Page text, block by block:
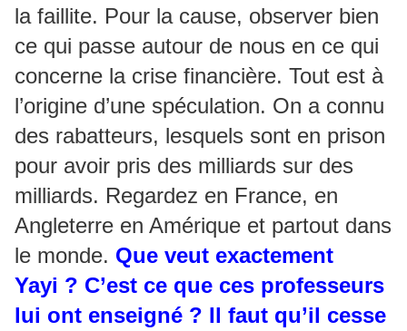
la faillite. Pour la cause, observer bien
ce qui passe autour de nous en ce qui
concerne la crise financière. Tout est à
l’origine d’une spéculation. On a connu
des rabatteurs, lesquels sont en prison
pour avoir pris des milliards sur des
milliards. Regardez en France, en
Angleterre en Amérique et partout dans
le monde. Que veut exactement
Yayi ? C’est ce que ces professeurs
lui ont enseigné ? Il faut qu’il cesse